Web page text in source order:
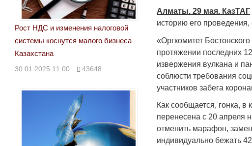
Алматы. 29 мая. КазТАГ
историю его проведения,
«Оргкомитет
протяжении последних
извержения вулкана и
соблюсти требования
участников забега
Как сообщается, гонка,
перенесена с 20 апреля
отменить марафон,
индивидуально бежать
Рост НДС и изменения налоговой
системы коснутся малого бизнеса
Казахстана
30.01.2025 11:00 43648
Народ выбрал свет
17.10.2024 17:00 29972